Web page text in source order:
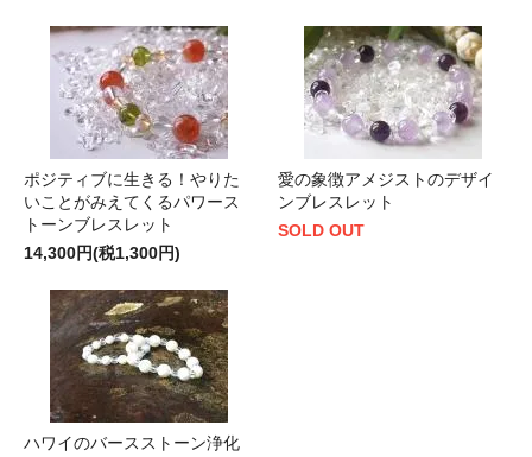
ポジティブに生きる！やりた
いことがみえてくるパワース
トーンブレスレット
14,300円(税1,300円)
愛の象徴アメジストのデザイ
ンブレスレット
SOLD OUT
ハワイのバースストーン浄化